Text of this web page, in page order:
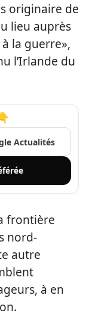
originaire de
lieu auprès
la guerre»,
l’Irlande du
Actualités
frontière
nord-
autre
à en